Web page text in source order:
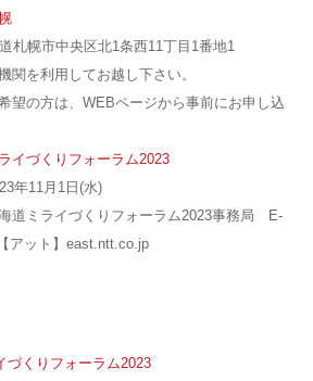
幌
札幌市中央区北1条西11丁目1番地1
関を利用してお越し下さい。
望の方は、WEBページから事前にお申し込
イづくりフォーラム2023
年11月1日(水)
道ミライづくりフォーラム2023事務局 E-
アット】east.ntt.co.jp
づくりフォーラム2023